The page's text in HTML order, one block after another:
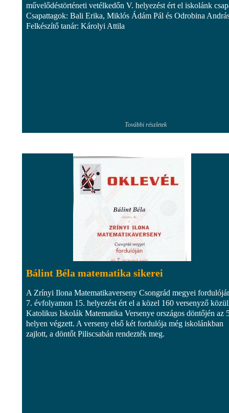
művelődéstörténeti vetélkedőn V. helyezést ért el iskolánk
Csapattagok: Bali Erika, Miklós Ádám Pál és Odrobina
Felkészítő tanár: Károlyi Attila
További részletek
Bálint Béla matematika sikerei
A Zrínyi Ilona Matematikaverseny Csongrád megyei
7. évfolyamon 15. helyezést ért el a közel 160 versenyző
Katolikus Iskolák Matematika Versenye országos döntőjén az
helyen végzett. A verseny első két fordulója még iskolánkban
zajlott, a döntőt Piliscsabán rendezték meg.